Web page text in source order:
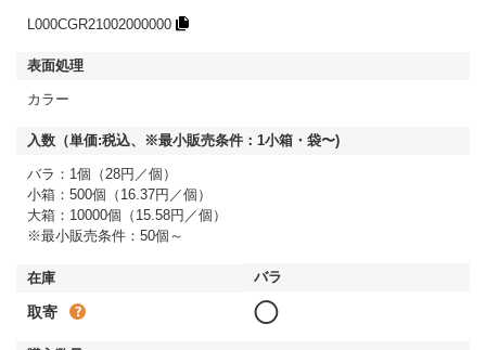
L000CGR21002000000
カラー
バラ：1個（28円／個）
小箱：500個（16.37円／個）
大箱：10000個（15.58円／個）
※最小販売条件：50個～
取寄 ◯